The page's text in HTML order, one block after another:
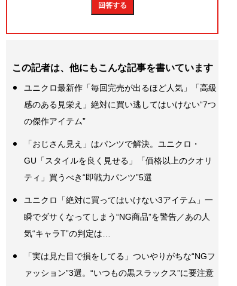
この記者は、他にもこんな記事を書いています
ユニクロ最新作「毎回完売が出るほど人気」「高級
感のある見栄え」絶対に買い逃してはいけない“7つ
の傑作アイテム”
「おじさん見え」はパンツで解決。ユニクロ・
GU「スタイルを良く見せる」「価格以上のクオリ
ティ」買うべき“即戦力パンツ”5選
ユニクロ「絶対に買ってはいけない3アイテム」一
瞬でダサくなってしまう“NG商品”を警告／あの人
気“キャラT”の判定は…
「実は見た目で損をしてる」ついやりがちな“NGフ
ァッション”3選。“いつもの黒スラックス”に要注意